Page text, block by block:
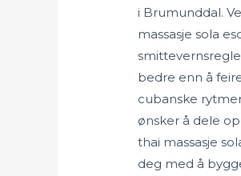
i Brumunddal.
massasje sola
bedre enn å
cubanske
ønsker å dele
thai massasje
deg med å